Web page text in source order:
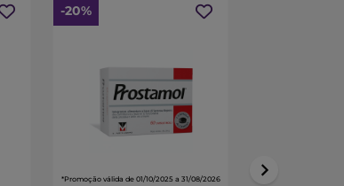
-20%
*Promoção válida de 01/10/2025 a 31/08/2026